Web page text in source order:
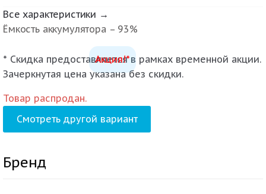
Все характеристики →
Ёмкость аккумулятора – 93%
Акция!*
* Скидка предоставляется в рамках временной акции.
Зачеркнутая цена указана без скидки.
Товар распродан.
Смотреть другой вариант
Бренд